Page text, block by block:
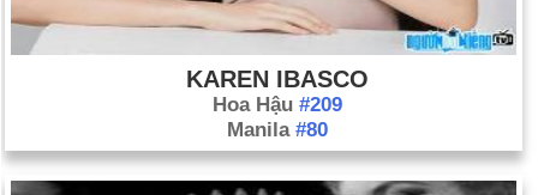
KAREN IBASCO
Hoa Hậu #209
Manila #80